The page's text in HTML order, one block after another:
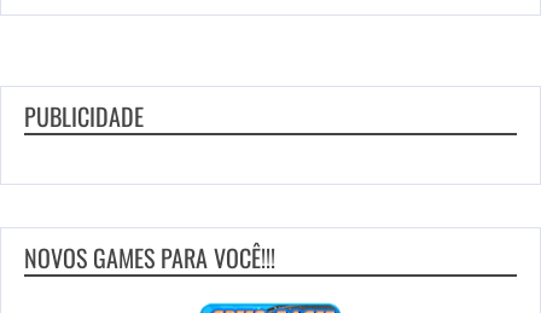
PUBLICIDADE
NOVOS GAMES PARA VOCÊ!!!